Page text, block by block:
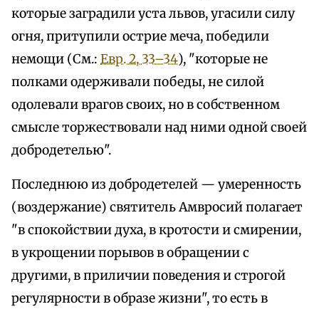
которые заградили уста львов, угасили силу
огня, притупили острие меча, победили
немощи (См.: Евр. 2, 33–34), "которые не
полками одерживали победы, не силой
одолевали врагов своих, но в собственном
смысле торжествовали над ними одной своей
добродетелью".
Последнюю из добродетелей — умеренность
(воздержание) святитель Амвросий полагает
"в спокойствии духа, в кротости и смирении,
в укрощении порывов в обращении с
другими, в приличии поведения и строгой
регулярности в образе жизни", то есть в